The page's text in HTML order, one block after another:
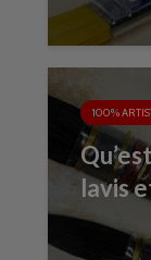
100%
lavis